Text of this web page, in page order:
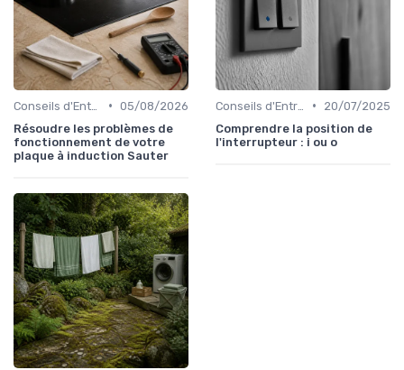
• 05/08/2026
Résoudre les problèmes de
fonctionnement de votre
plaque à induction Sauter
•
20/07/2025
Comprendre la position de
l'interrupteur : i ou o